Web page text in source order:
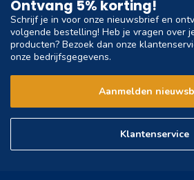
Ontvang 5% korting!
Schrijf je in voor onze nieuwsbrief en
volgende bestelling! Heb je vragen over
producten? Bezoek dan onze
onze bedrijfsgegevens.
Aanmelden
Klantenservice